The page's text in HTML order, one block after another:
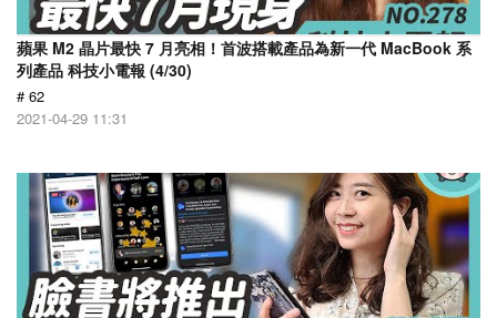
蘋果 M2 晶片最快 7 月亮相！首波搭載產品為新一代 MacBook 系
列產品 科技小電報 (4/30)
# 62
2021-04-29 11:31